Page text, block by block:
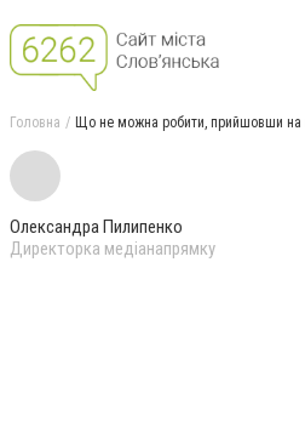
Головна Що не можна робити, прийшовши на
Олександра Пилипенко
Директорка медіанапрямку